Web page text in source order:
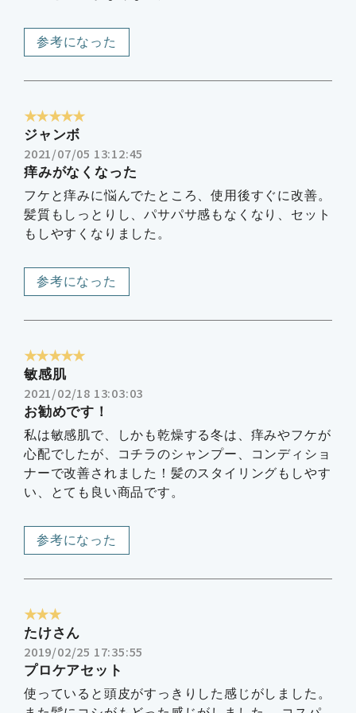
参考になった
★★★★★
ジャンボ
2021/07/05 13:12:45
痒みがなくなった
フケと痒みに悩んでたところ、使用後すぐに改善。
髪質もしっとりし、パサパサ感もなくなり、セット
もしやすくなりました。
参考になった
★★★★★
敏感肌
2021/02/18 13:03:03
お勧めです！
私は敏感肌で、しかも乾燥する冬は、痒みやフケが
心配でしたが、コチラのシャンプー、コンディショ
ナーで改善されました！髪のスタイリングもしやす
い、とても良い商品です。
参考になった
★★★
たけさん
2019/02/25 17:35:55
プロケアセット
使っていると頭皮がすっきりした感じがしました。